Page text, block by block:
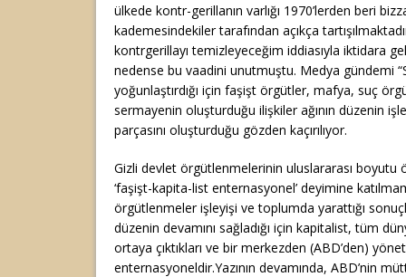
ülkede kontr-gerillanın varlığı 1970’lerden beri
kademesindekiler tarafından açıkça
kontrgerillayı temizleyeceğim iddiasıyla iktidara
nedense bu vaadini unutmuştu. Medya gündemi
yoğunlaştırdığı için faşişt örgütler, mafya, suç
sermayenin oluşturduğu ilişkiler ağının düzenin
parçasını oluşturduğu gözden kaçırılıyor.
Gizli devlet örgütlenmelerinin uluslararası boyutu
‘faşişt-kapita-list enternasyonel’ deyimine
örgütlenmeler işleyişi ve toplumda yarattığı
düzenin devamını sağladığı için kapitalist, tüm
ortaya çıktıkları ve bir merkezden (ABD’den)
enternasyoneldir.Yazının devamında, ABD’nin